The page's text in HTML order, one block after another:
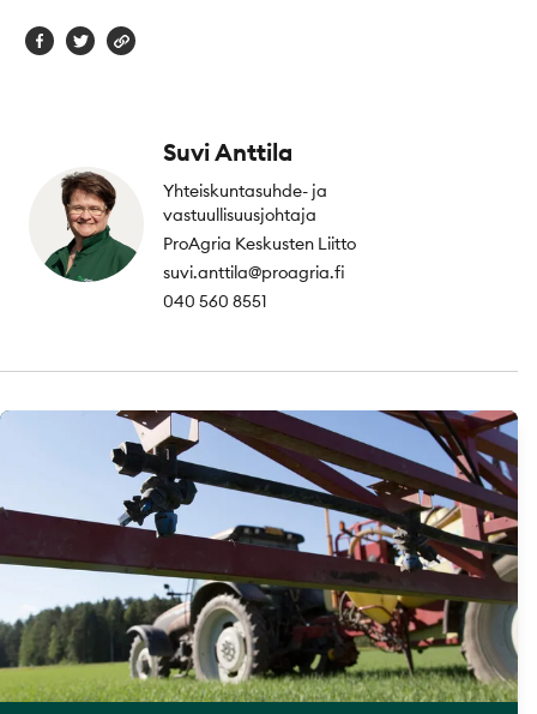
Suvi Anttila
Yhteiskuntasuhde- ja
vastuullisuusjohtaja
ProAgria Keskusten Liitto
suvi.anttila@proagria.fi
040 560 8551